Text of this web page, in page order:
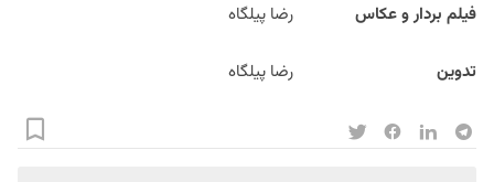
فیلم بردار و عکاس رضا پیلگاه
تدوین رضا پیلگاه